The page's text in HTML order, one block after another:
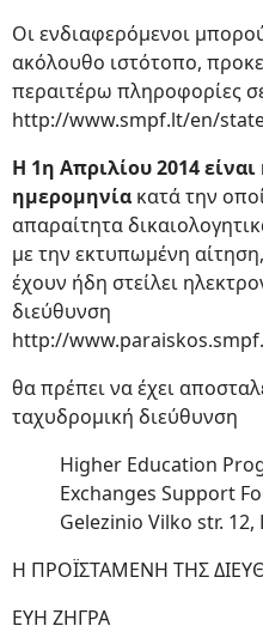
Οι ενδιαφερόμενοι
ακόλουθο ιστότοπο,
περαιτέρω πληροφορίες
http://www.smpf.lt/en/
Η 1η Απριλίου 2014
ημερομηνία κατά την
απαραίτητα
με την εκτυπωμένη
έχουν ήδη στείλει
διεύθυνση
http://
θα πρέπει να έχει
ταχυδρομική διεύθυνση
Higher Education
Exchanges Support
Gelezinio Vilko str. 12,
Η ΠΡΟΪΣΤΑΜΕΝΗ ΤΗΣ
ΕΥΗ ΖΗΓΡΑ